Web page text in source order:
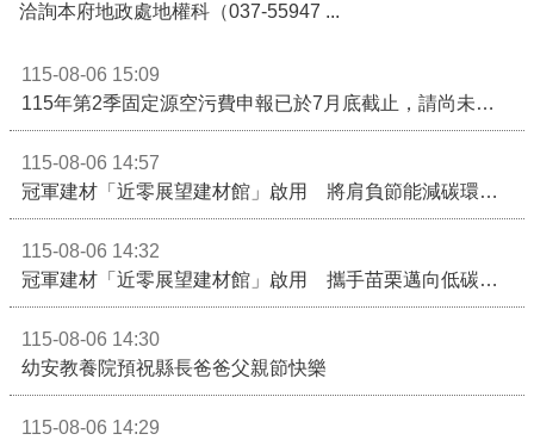
洽詢本府地政處地權科（037-55947 ...
115-08-06 15:09
115年第2季固定源空污費申報已於7月底截止，請尚未申報公私場所儘速完成申繳，以免面臨滯納金及罰鍰!
115-08-06 14:57
冠軍建材「近零展望建材館」啟用 將肩負節能減碳環境教育重任
115-08-06 14:32
冠軍建材「近零展望建材館」啟用 攜手苗栗邁向低碳建築新未來
115-08-06 14:30
幼安教養院預祝縣長爸爸父親節快樂
115-08-06 14:29